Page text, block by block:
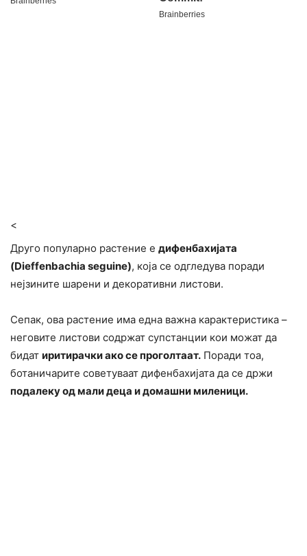
<
Друго популарно растение е дифенбахијата
(Dieffenbachia seguine), која се одгледува поради
нејзините шарени и декоративни листови.
Сепак, ова растение има една важна карактеристика –
неговите листови содржат супстанции кои можат да
бидат иритирачки ако се проголтаат. Поради тоа,
ботаничарите советуваат дифенбахијата да се држи
подалеку од мали деца и домашни миленици.